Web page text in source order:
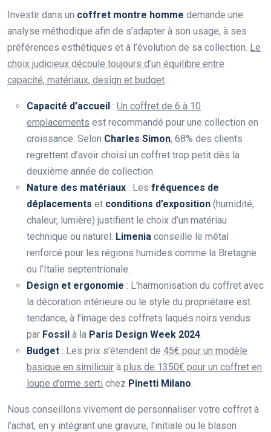
Investir dans un coffret montre homme demande une
analyse méthodique afin de s’adapter à son usage, à ses
préférences esthétiques et à l’évolution de sa collection. Le
choix judicieux découle toujours d’un équilibre entre
capacité, matériaux, design et budget
Capacité d’accueil : Un coffret de 6 à 10
emplacements est recommandé pour une collection en
croissance. Selon Charles Simon, 68% des clients
regrettent d’avoir choisi un coffret trop petit dès la
deuxième année de collection.
Nature des matériaux : Les fréquences de
déplacements et conditions d’exposition (humidité,
chaleur, lumière) justifient le choix d’un matériau
technique ou naturel. Limenia conseille le métal
renforcé pour les régions humides comme la Bretagne
ou l’Italie septentrionale.
Design et ergonomie : L’harmonisation du coffret avec
la décoration intérieure ou le style du propriétaire est
tendance, à l’image des coffrets laqués noirs vendus
par Fossil à la Paris Design Week 2024
Budget : Les prix s’étendent de 45€ pour un modèle
basique en similicuir à plus de 1350€ pour un coffret en
loupe d’orme serti chez Pinetti Milano
Nous conseillons vivement de personnaliser votre coffret à
l’achat, en y intégrant une gravure, l’initiale ou le blason